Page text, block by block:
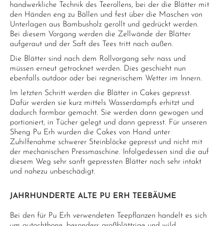
handwerkliche Technik des Teerollens, bei der die Blätter mit
den Händen eng zu Bällen und fest über die Maschen von
Unterlagen aus Bambusholz gerollt und gedrückt werden.
Bei diesem Vorgang werden die Zellwände der Blätter
aufgeraut und der Saft des Tees tritt nach außen.
Die Blätter sind nach dem Rollvorgang sehr nass und
müssen erneut getrocknet werden. Dies geschieht nun
ebenfalls outdoor oder bei regnerischem Wetter im Innern.
Im letzten Schritt werden die Blätter in Cakes gepresst.
Dafür werden sie kurz mittels Wasserdampfs erhitzt und
dadurch formbar gemacht. Sie werden dann gewogen und
portioniert, in Tücher gelegt und dann gepresst. Für unseren
Sheng Pu Erh wurden die Cakes von Hand unter
Zuhilfenahme schwerer Steinblöcke gepresst und nicht mit
der mechanischen Pressmaschine. Infolgedessen sind die auf
diesem Weg sehr sanft gepressten Blätter noch sehr intakt
und nahezu unbeschädigt.
JAHRHUNDERTE ALTE PU ERH TEEBÄUME
Bei den für Pu Erh verwendeten Teepflanzen handelt es sich